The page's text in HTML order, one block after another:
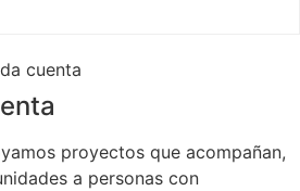
proyectos que acompañan,
a personas con